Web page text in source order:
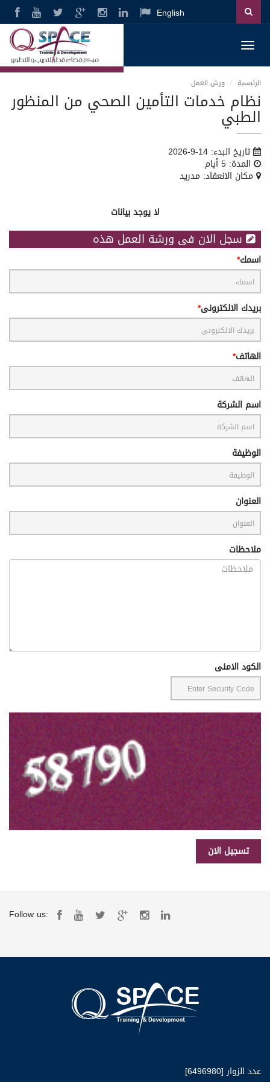
English
الرئيسية ورش العمل
نظام خدمات التأمين الصحي من المنظور
الطبي
تاريخ البدء: 14-9-2026
المدة: 5 أيام
مكان الانعقاد: مدريد
لا يوجد بيانات
سجل الان فى ورشة العمل هذه
اسمك
بريدك الالكترونى
الهاتف
اسم الشركة
الوظيفة
العنوان
ملاحظات
الكود الامنى
Follow us:
عدد الزوار [6496980]